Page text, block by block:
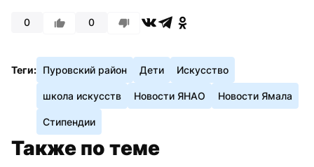
0 0
Теги: Пуровский район Дети Искусство
школа искусств Новости ЯНАО Новости Ямала
Стипендии
Также по теме